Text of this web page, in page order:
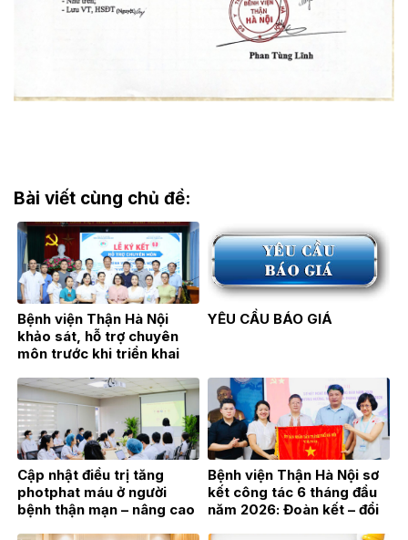
Bài viết cùng chủ đề:
Bệnh viện Thận Hà Nội
khảo sát, hỗ trợ chuyên
môn trước khi triển khai
tại Bệnh viện Đa khoa Hoài
Đức
YÊU CẦU BÁO GIÁ
Cập nhật điều trị tăng
photphat máu ở người
bệnh thận mạn – nâng cao
Bệnh viện Thận Hà Nội sơ
kết công tác 6 tháng đầu
năm 2026: Đoàn kết – đổi